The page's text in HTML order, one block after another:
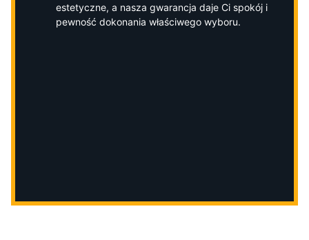
estetyczne, a nasza gwarancja daje Ci spokój i
pewność dokonania właściwego wyboru.